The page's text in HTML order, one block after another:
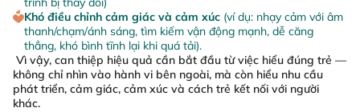
Khó điều chỉnh cảm giác và cảm xúc (ví dụ: nhạy cảm với âm
thanh/chạm/ánh sáng, tìm kiếm vận động mạnh, dễ căng
thẳng, khó bình tĩnh lại khi quá tải).
Vì vậy, can thiệp hiệu quả cần bắt đầu từ việc hiểu đúng trẻ —
không chỉ nhìn vào hành vi bên ngoài, mà còn hiểu nhu cầu
phát triển, cảm giác, cảm xúc và cách trẻ kết nối với người
khác.